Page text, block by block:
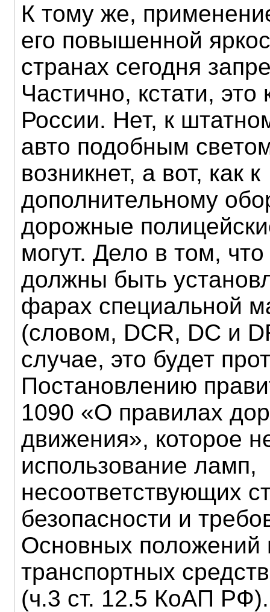
К тому же,
его повышенной
странах сегодня
Частично, кстати, это
России. Нет, к
авто подобным
возникнет, а вот, как к
дополнительному
дорожные
могут. Дело в том,
должны быть
фарах специальной
(словом, DCR, DC и
случае, это будет
Постановлению
1090 «О правилах
движения», которое
использование ламп,
несоответствующих
безопасности и
Основных положений
транспортных
(ч.3 ст. 12.5 КоАП РФ).